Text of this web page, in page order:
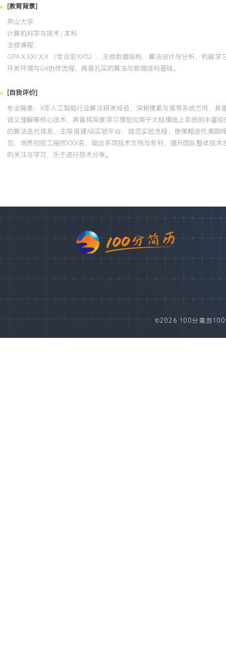
[教育背景]
燕山大学
计算机科学与技术 | 本科
主修课程：
GPA X.XX/ X.X （专业前XX%），主修数据结构、算法设计与分析、机器
开发环境与Git协作流程，具备扎实的算法与数据结构基础。
[自我评价]
专业背景：X年人工智能行业算法研发经验，深耕搜索与推荐系统方向，
语义理解等核心技术，具备将深度学习模型应用于大规模线上系统的丰富
的算法迭代体系，主导搭建AB实验平台，规范实验流程，使策略迭代周
范，培养初级工程师XXX名，输出多项技术文档与专利，提升团队整体技
的关注与学习，乐于进行技术分享。
©2026 100分简历